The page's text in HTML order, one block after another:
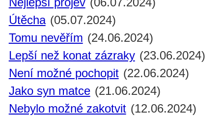
Útěcha (05.07.2024)
Tomu nevěřím (24.06.2024)
Lepší než konat zázraky (23.06.2024)
Není možné pochopit (22.06.2024)
Jako syn matce (21.06.2024)
Nebylo možné zakotvit (12.06.2024)